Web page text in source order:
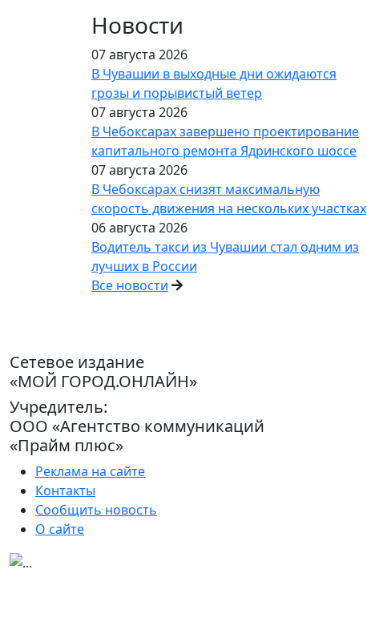
Новости
07 августа 2026
В Чувашии в выходные дни ожидаются
грозы и порывистый ветер
07 августа 2026
В Чебоксарах завершено проектирование
капитального ремонта Ядринского шоссе
07 августа 2026
В Чебоксарах снизят максимальную
скорость движения на нескольких участках
06 августа 2026
Водитель такси из Чувашии стал одним из
лучших в России
Все новости
Сетевое издание
«МОЙ ГОРОД.ОНЛАЙН»
Учредитель:
ООО «Агентство коммуникаций
«Прайм плюс»
Реклама на сайте
Контакты
Сообщить новость
О сайте